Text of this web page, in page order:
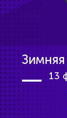
13